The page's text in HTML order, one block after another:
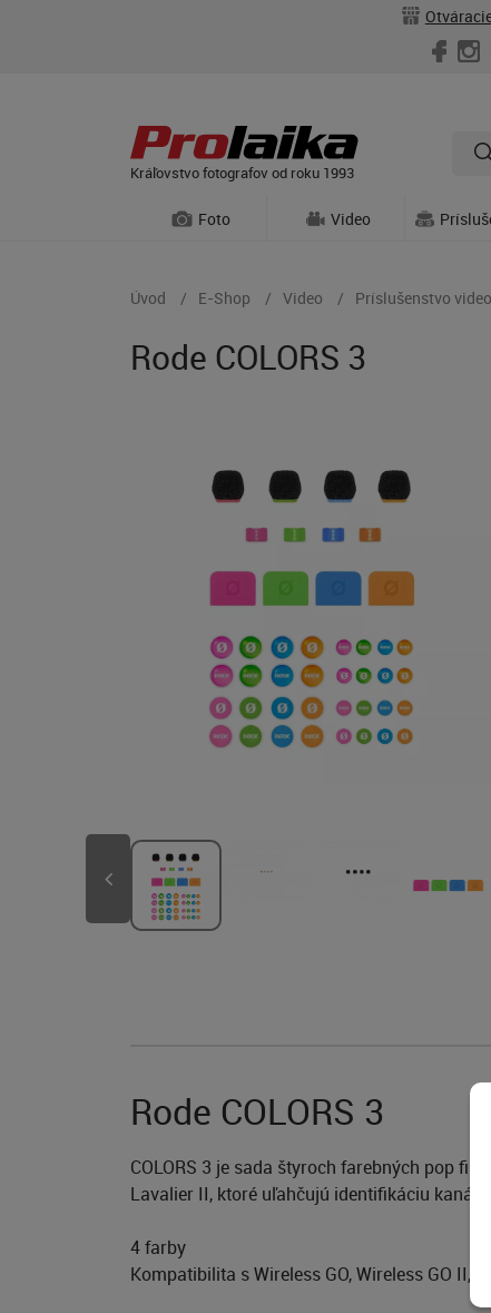
Kráľovstvo fotografov od roku 1993
Foto Video
Úvod E-Shop Video Príslušenstvo
Rode COLORS 3
Rode COLORS 3
COLORS 3 je sada štyroch farebných pop
Lavalier II, ktoré uľahčujú identifikáciu
4 farby
Kompatibilita s Wireless GO, Wireless GO II,